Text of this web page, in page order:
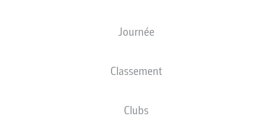
Journée
Classement
Clubs